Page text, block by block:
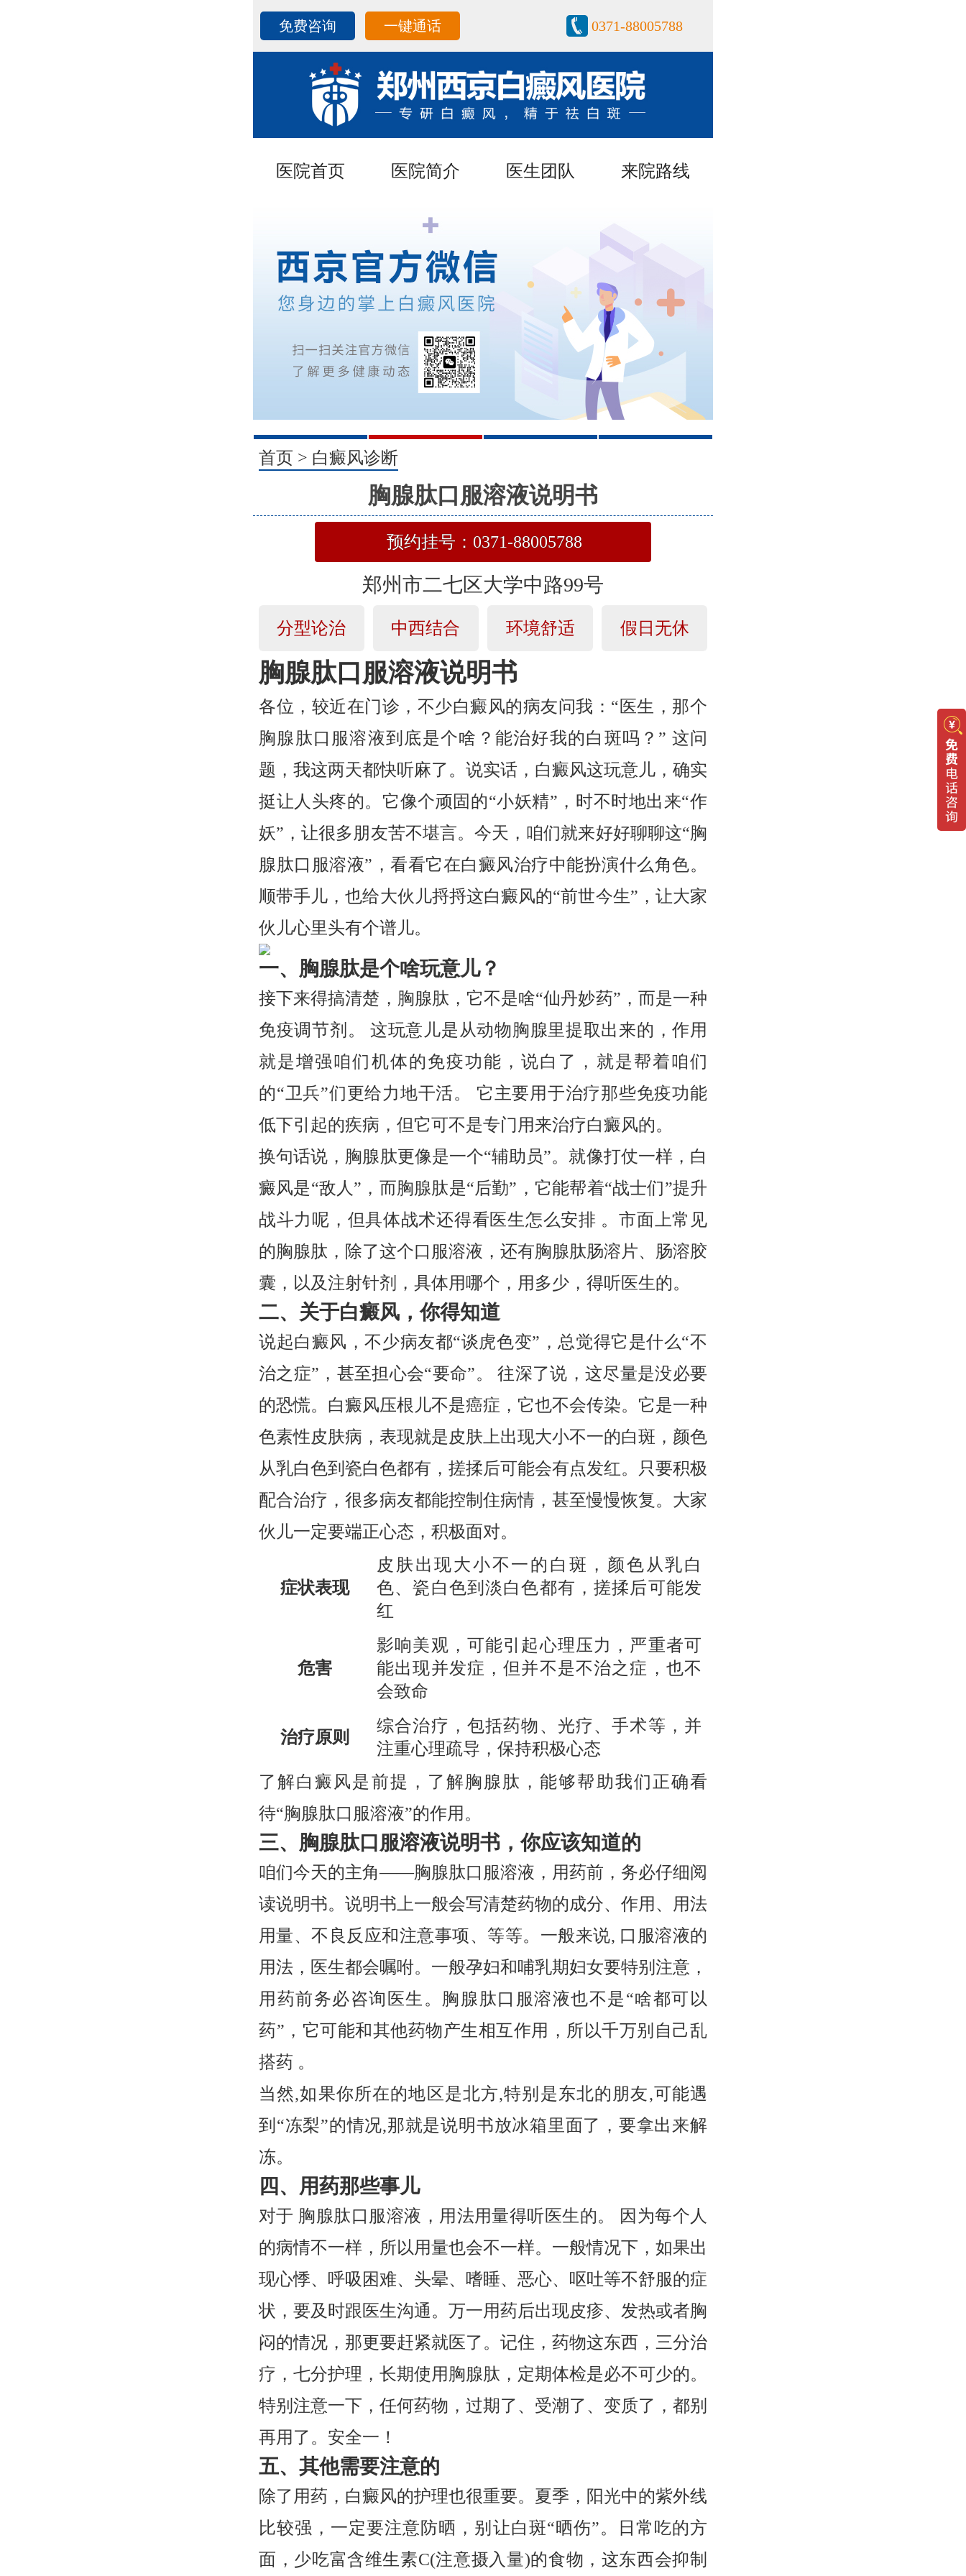
免费咨询 一键通话 0371-88005788
医院首页 医院简介 医生团队 来院路线
1 2 3 4
首页 > 白癜风诊断
胸腺肽口服溶液说明书
预约挂号：0371-88005788
郑州市二七区大学中路99号
分型论治 中西结合 环境舒适 假日无休
胸腺肽口服溶液说明书
各位，较近在门诊，不少白癜风的病友问我：“医生，那个
胸腺肽口服溶液到底是个啥？能治好我的白斑吗？” 这问
题，我这两天都快听麻了。说实话，白癜风这玩意儿，确实
挺让人头疼的。它像个顽固的“小妖精”，时不时地出来“作
妖”，让很多朋友苦不堪言。今天，咱们就来好好聊聊这“胸
腺肽口服溶液”，看看它在白癜风治疗中能扮演什么角色。
顺带手儿，也给大伙儿捋捋这白癜风的“前世今生”，让大家
伙儿心里头有个谱儿。
一、胸腺肽是个啥玩意儿？
接下来得搞清楚，胸腺肽，它不是啥“仙丹妙药”，而是一种
免疫调节剂。 这玩意儿是从动物胸腺里提取出来的，作用
就是增强咱们机体的免疫功能，说白了，就是帮着咱们
的“卫兵”们更给力地干活。 它主要用于治疗那些免疫功能
低下引起的疾病，但它可不是专门用来治疗白癜风的。
换句话说，胸腺肽更像是一个“辅助员”。就像打仗一样，白
癜风是“敌人”，而胸腺肽是“后勤”，它能帮着“战士们”提升
战斗力呢，但具体战术还得看医生怎么安排 。市面上常见
的胸腺肽，除了这个口服溶液，还有胸腺肽肠溶片、肠溶胶
囊，以及注射针剂，具体用哪个，用多少，得听医生的。
二、关于白癜风，你得知道
说起白癜风，不少病友都“谈虎色变”，总觉得它是什么“不
治之症”，甚至担心会“要命”。 往深了说，这尽量是没必要
的恐慌。白癜风压根儿不是癌症，它也不会传染。它是一种
色素性皮肤病，表现就是皮肤上出现大小不一的白斑，颜色
从乳白色到瓷白色都有，搓揉后可能会有点发红。只要积极
配合治疗，很多病友都能控制住病情，甚至慢慢恢复。大家
伙儿一定要端正心态，积极面对。
症状表现
皮肤出现大小不一的白斑，颜色从乳白
色、瓷白色到淡白色都有，搓揉后可能发
红
危害
影响美观，可能引起心理压力，严重者可
能出现并发症，但并不是不治之症，也不
会致命
治疗原则
综合治疗，包括药物、光疗、手术等，并
注重心理疏导，保持积极心态
了解白癜风是前提，了解胸腺肽，能够帮助我们正确看
待“胸腺肽口服溶液”的作用。
三、胸腺肽口服溶液说明书，你应该知道的
咱们今天的主角——胸腺肽口服溶液，用药前，务必仔细阅
读说明书。说明书上一般会写清楚药物的成分、作用、用法
用量、不良反应和注意事项、等等。一般来说, 口服溶液的
用法，医生都会嘱咐。一般孕妇和哺乳期妇女要特别注意，
用药前务必咨询医生。胸腺肽口服溶液也不是“啥都可以
药”，它可能和其他药物产生相互作用，所以千万别自己乱
搭药 。
当然,如果你所在的地区是北方,特别是东北的朋友,可能遇
到“冻梨”的情况,那就是说明书放冰箱里面了，要拿出来解
冻。
四、用药那些事儿
对于 胸腺肽口服溶液，用法用量得听医生的。 因为每个人
的病情不一样，所以用量也会不一样。一般情况下，如果出
现心悸、呼吸困难、头晕、嗜睡、恶心、呕吐等不舒服的症
状，要及时跟医生沟通。万一用药后出现皮疹、发热或者胸
闷的情况，那更要赶紧就医了。记住，药物这东西，三分治
疗，七分护理，长期使用胸腺肽，定期体检是必不可少的。
特别注意一下，任何药物，过期了、受潮了、变质了，都别
再用了。安全一！
五、其他需要注意的
除了用药，白癜风的护理也很重要。夏季，阳光中的紫外线
比较强，一定要注意防晒，别让白斑“晒伤”。日常吃的方
面，少吃富含维生素C(注意摄入量)的食物，这东西会抑制